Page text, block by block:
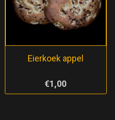
Eierkoek appel
€1,00